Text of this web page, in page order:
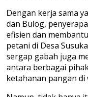
Dengan kerja sama
dan Bulog,
efisien dan
petani di Desa
sergap gabah juga
antara berbagai
ketahanan pangan di